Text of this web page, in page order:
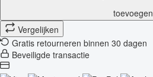
toevoegen
Vergelijken
Gratis retourneren binnen 30 dagen
Beveiligde transactie